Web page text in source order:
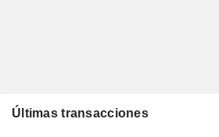
Últimas transacciones